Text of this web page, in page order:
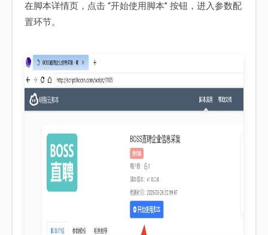
在脚本详情页，点击 “开始使用脚本” 按钮，进入参数配
置环节。